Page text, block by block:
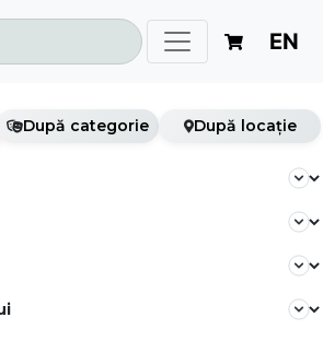
EN
După categorie După locație